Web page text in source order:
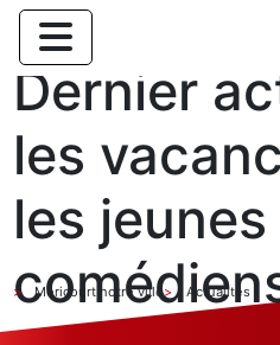
Dernier
les
les jeunes
Méricourt notre ville Actualités